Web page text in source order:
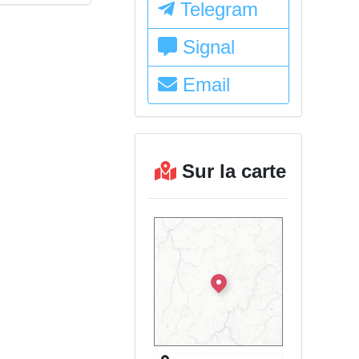
Telegram
Signal
Email
Sur la carte